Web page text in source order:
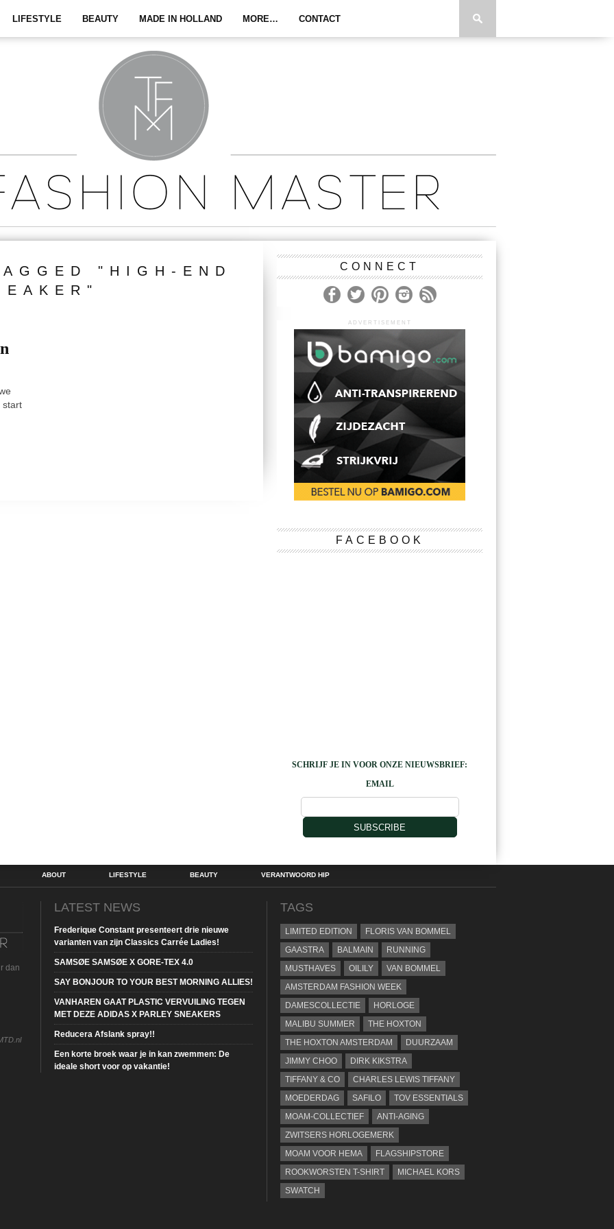
LIFESTYLE BEAUTY MADE IN HOLLAND MORE… CONTACT
"HIGH-END
start
CONNECT
ADVERTISEMENT
FACEBOOK
SCHRIJF JE IN VOOR ONZE NIEUWSBRIEF:
EMAIL
SUBSCRIBE
ABOUT LIFESTYLE BEAUTY VERANTWOORD HIP
dan
LATEST NEWS
Frederique Constant presenteert drie nieuwe
varianten van zijn Classics Carrée Ladies!
SAMSØE SAMSØE X GORE-TEX 4.0
SAY BONJOUR TO YOUR BEST MORNING ALLIES!
VANHAREN GAAT PLASTIC VERVUILING TEGEN
MET DEZE ADIDAS X PARLEY SNEAKERS
Reducera Afslank spray!!
Een korte broek waar je in kan zwemmen: De
ideale short voor op vakantie!
TAGS
LIMITED EDITION
FLORIS VAN BOMMEL
GAASTRA
BALMAIN
RUNNING
MUSTHAVES
OILILY
VAN BOMMEL
AMSTERDAM FASHION WEEK
DAMESCOLLECTIE
HORLOGE
MALIBU SUMMER
THE HOXTON
THE HOXTON AMSTERDAM
DUURZAAM
JIMMY CHOO
DIRK KIKSTRA
TIFFANY & CO
CHARLES LEWIS TIFFANY
MOEDERDAG
SAFILO
TOV ESSENTIALS
MOAM-COLLECTIEF
ANTI-AGING
ZWITSERS HORLOGEMERK
MOAM VOOR HEMA
FLAGSHIPSTORE
ROOKWORSTEN T-SHIRT
MICHAEL KORS
SWATCH